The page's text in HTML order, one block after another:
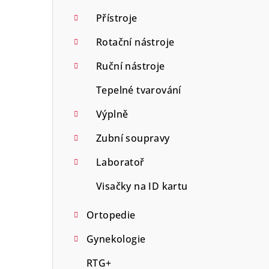
Přístroje
Rotační nástroje
Ruční nástroje
Tepelné tvarování
Výplně
Zubní soupravy
Laboratoř
Visačky na ID kartu
Ortopedie
Gynekologie
RTG+